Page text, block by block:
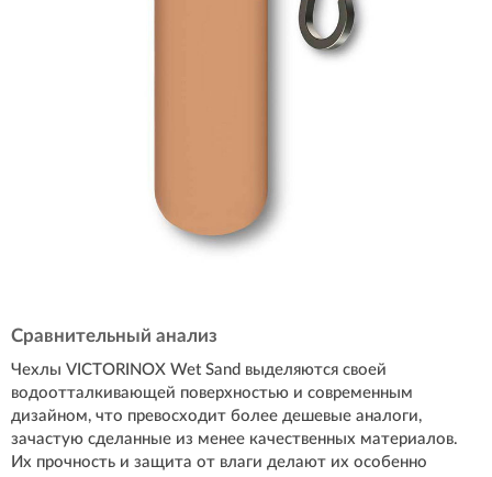
Сравнительный анализ
Чехлы VICTORINOX Wet Sand выделяются своей
водоотталкивающей поверхностью и современным
дизайном, что превосходит более дешевые аналоги,
зачастую сделанные из менее качественных материалов.
Их прочность и защита от влаги делают их особенно